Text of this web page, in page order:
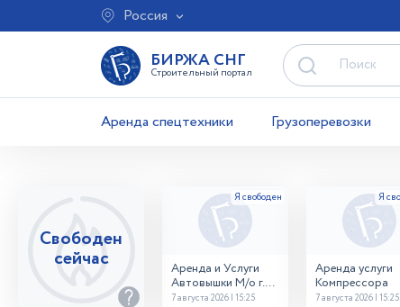
Россия
БИРЖА СНГ
Строительный портал
Аренда спецтехники Грузоперевозки
Свободен
сейчас
Аренда и Услуги
Автовышки М/о г.
Домодедово
7 августа 2026 | 15:25
Аренда услуги
Компрессора
7 августа 2026 | 15:25